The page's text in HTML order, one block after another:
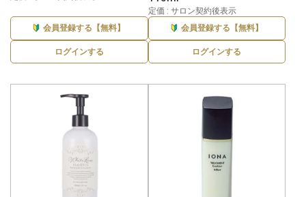
会員登録する【無料】
ログインする
定価 : サロン契約後表示
会員登録する【無料】
ログインする